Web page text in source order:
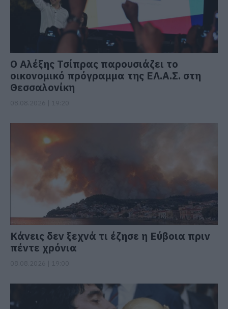
Ο Αλέξης Τσίπρας παρουσιάζει το
οικονομικό πρόγραμμα της ΕΛ.Α.Σ. στη
Θεσσαλονίκη
Κάνεις δεν ξεχνά τι έζησε η Εύβοια πριν
πέντε χρόνια